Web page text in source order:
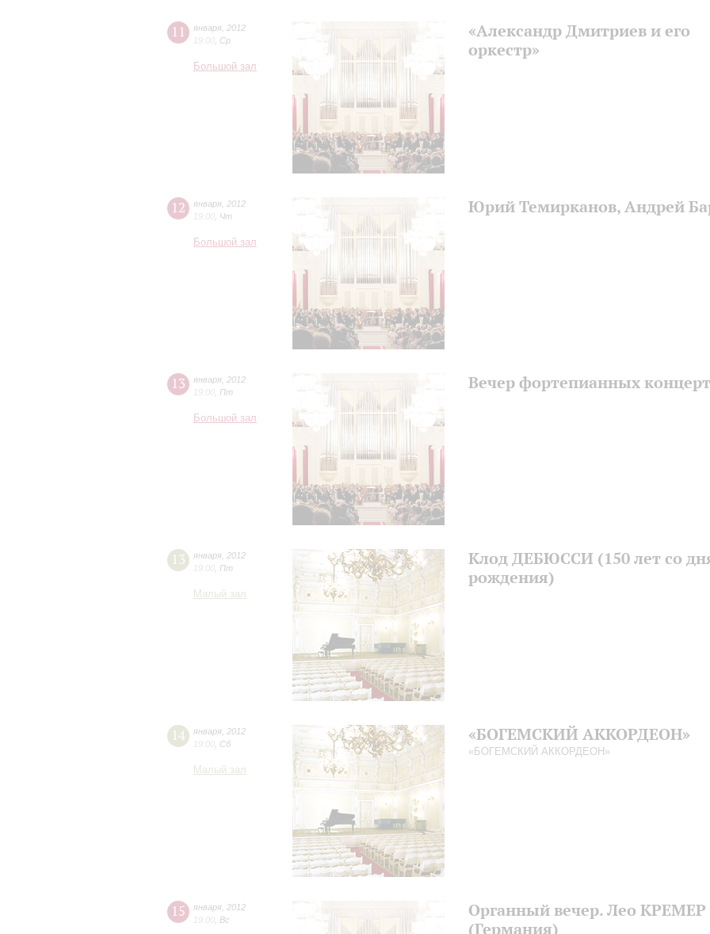
11 января 2012
19:00 Ср
Большой зал
«Александр Дмитриев и его
оркестр»
12 января 2012
19:00 Чт
Большой зал
Юрий Темирканов, Андрей
13 января 2012
19:00 Пт
Большой зал
Вечер фортепианных
13 января 2012
19:00 Пт
Малый зал
Клод ДЕБЮССИ (150 лет со
рождения)
14 января 2012
19:00 Сб
Малый зал
«БОГЕМСКИЙ АККОРДЕОН»
«БОГЕМСКИЙ АККОРДЕОН»
15 января 2012
19:00 Вс
Органный вечер. Лео КРЕМЕР
(Германия)